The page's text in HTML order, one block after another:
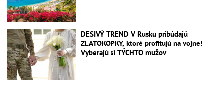
DESIVÝ TREND V Rusku pribúdajú
ZLATOKOPKY, ktoré profitujú na vojne!
Vyberajú si TÝCHTO mužov